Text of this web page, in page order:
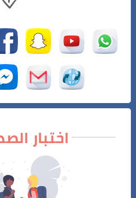
اختبار